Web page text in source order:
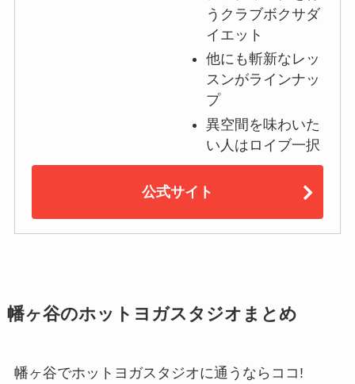
うクラブボクサダ
イエット
他にも斬新なレッ
スンがラインナッ
プ
異空間を味わいた
い人はロイブ一択
公式サイト
幡ヶ谷のホットヨガスタジオまとめ
幡ヶ谷でホットヨガスタジオに通うならココ!